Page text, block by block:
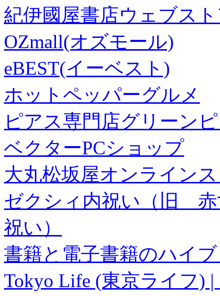
紀伊國屋書店ウェブス
OZmall(オズモール)
eBEST(イーベスト)
ホットペッパーグルメ
ピアス専門店グリーン
ベクターPCショップ
大丸松坂屋オンライン
ゼクシィ内祝い（旧 赤
祝い）
書籍と電子書籍のハイ
Tokyo Life (東京ライフ)